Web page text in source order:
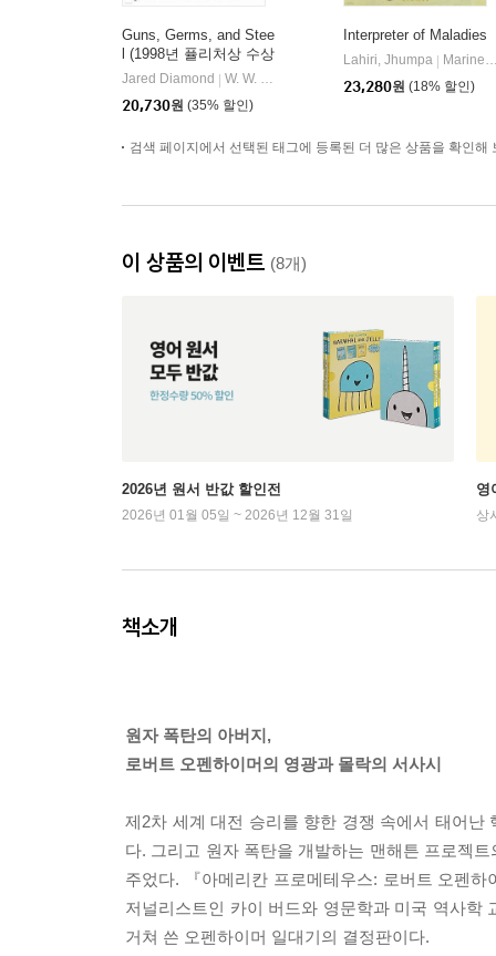
Guns, Germs, and Stee
l (1998년 퓰리처상 수상
작 / 20주년 기념판)
Jared Diamond
W. W. Norton & Company
20,730원 (35% 할인)
Interpreter of Maladies
Lahiri, Jhumpa
Mariner Books
23,280원 (18% 할인)
검색 페이지에서 선택된 태그에 등록된 더 많은 상품을 확인해
이 상품의 이벤트 (8개)
2026년 원서 반값 할인전
2026년 01월 05일 ~ 2026년 12월 31일
영
상
책소개
원자 폭탄의 아버지,
로버트 오펜하이머의 영광과 몰락의 서사시
제2차 세계 대전 승리를 향한 경쟁 속에서 태어난
다. 그리고 원자 폭탄을 개발하는 맨해튼 프로젝
주었다. 『아메리칸 프로메테우스: 로버트 오펜
저널리스트인 카이 버드와 영문학과 미국 역사학
거쳐 쓴 오펜하이머 일대기의 결정판이다.